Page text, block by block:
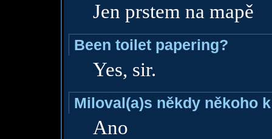
Jen prstem na mapě
Been toilet papering?
Yes, sir.
Miloval(a)s někdy někoho
Ano